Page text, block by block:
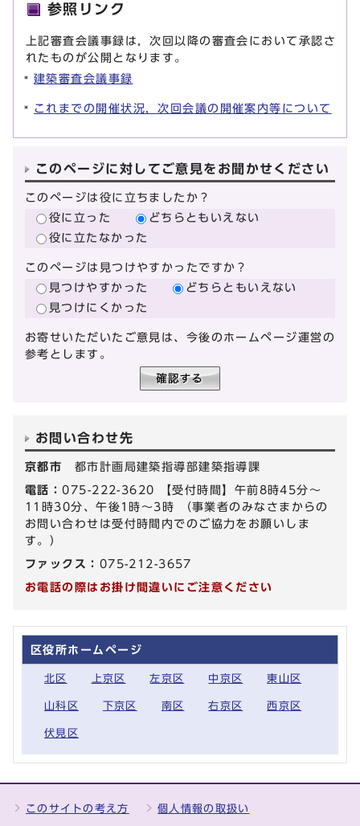
参照リンク
上記審査会議事録は，次回以降の審査会において承認さ
れたものが公開となります。
建築審査会議事録
これまでの開催状況，次回会議の開催案内等について
このページに対してご意見をお聞かせください
このページは役に立ちましたか？
役に立った
どちらともいえない
役に立たなかった
このページは見つけやすかったですか？
見つけやすかった
どちらともいえない
見つけにくかった
お寄せいただいたご意見は、今後のホームページ運営の
参考とします。
お問い合わせ先
京都市 都市計画局建築指導部建築指導課
電話：075-222-3620 【受付時間】午前8時45分～
11時30分、午後1時～3時 （事業者のみなさまからの
お問い合わせは受付時間内でのご協力をお願いしま
す。）
ファックス： 075-212-3657
お電話の際はお掛け間違いにご注意ください
区役所ホームページ
北区 上京区 左京区 中京区 東山区
山科区 下京区 南区 右京区 西京区
伏見区
このサイトの考え方 個人情報の取扱い